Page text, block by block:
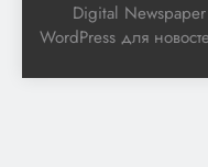
Digital
WordPress для